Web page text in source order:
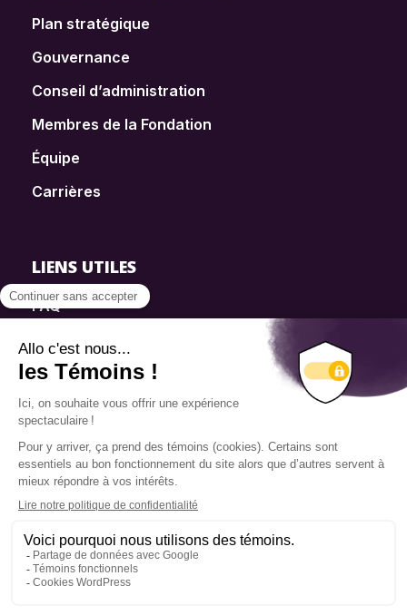
Plan stratégique
Gouvernance
Conseil d’administration
Membres de la Fondation
Équipe
Carrières
LIENS UTILES
FAQ
SmartSimple
Dons
Contact
Info source
Politique de confidentialité